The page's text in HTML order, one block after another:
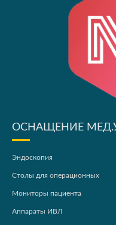
ОСНАЩЕНИЕ
Эндоскопия
Столы для операционных
Мониторы пациента
Аппараты ИВЛ